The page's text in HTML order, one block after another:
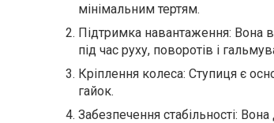
мінімальним тертям.
Підтримка навантаження: Вона
під час руху, поворотів і
Кріплення колеса: Ступиця є
гайок.
Забезпечення стабільності: